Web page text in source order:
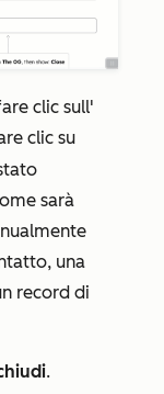
clic sull'
clic su
sarà
una
record di
.